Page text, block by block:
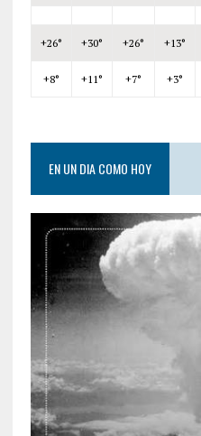
+26° +30° +26° +13°
+8° +11° +7° +3°
EN UN DIA COMO HOY